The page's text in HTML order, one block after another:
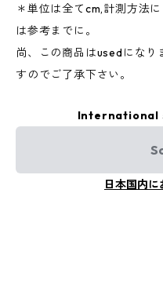
＊単位は全てcm,計測方法
は参考までに。
尚、この商品はusedになり
すのでご了承下さい。
International
日本国内